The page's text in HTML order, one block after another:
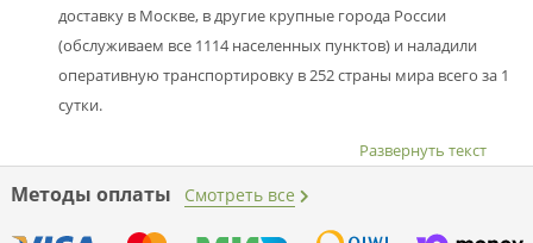
доставку в Москве, в другие крупные города России
(обслуживаем все 1114 населенных пунктов) и наладили
оперативную транспортировку в 252 страны мира всего за 1
сутки.
Развернуть текст
Методы оплаты Смотреть все